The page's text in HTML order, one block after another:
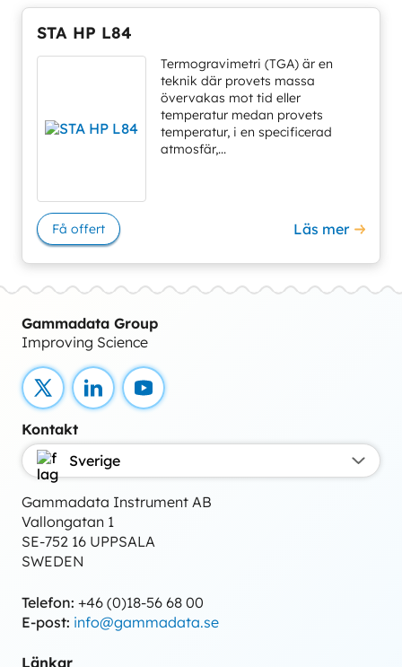
STA HP L84
Termogravimetri (TGA) är en
teknik där provets massa
övervakas mot tid eller
temperatur medan provets
temperatur, i en specificerad
atmosfär,...
Få offert Läs mer
Gammadata Group
Improving Science
X LinkedInYouTube
Kontakt
Sverige
Gammadata Instrument AB
Vallongatan 1
SE-752 16 UPPSALA
SWEDEN
Telefon: +46 (0)18-56 68 00
E-post: info@gammadata.se
Länkar